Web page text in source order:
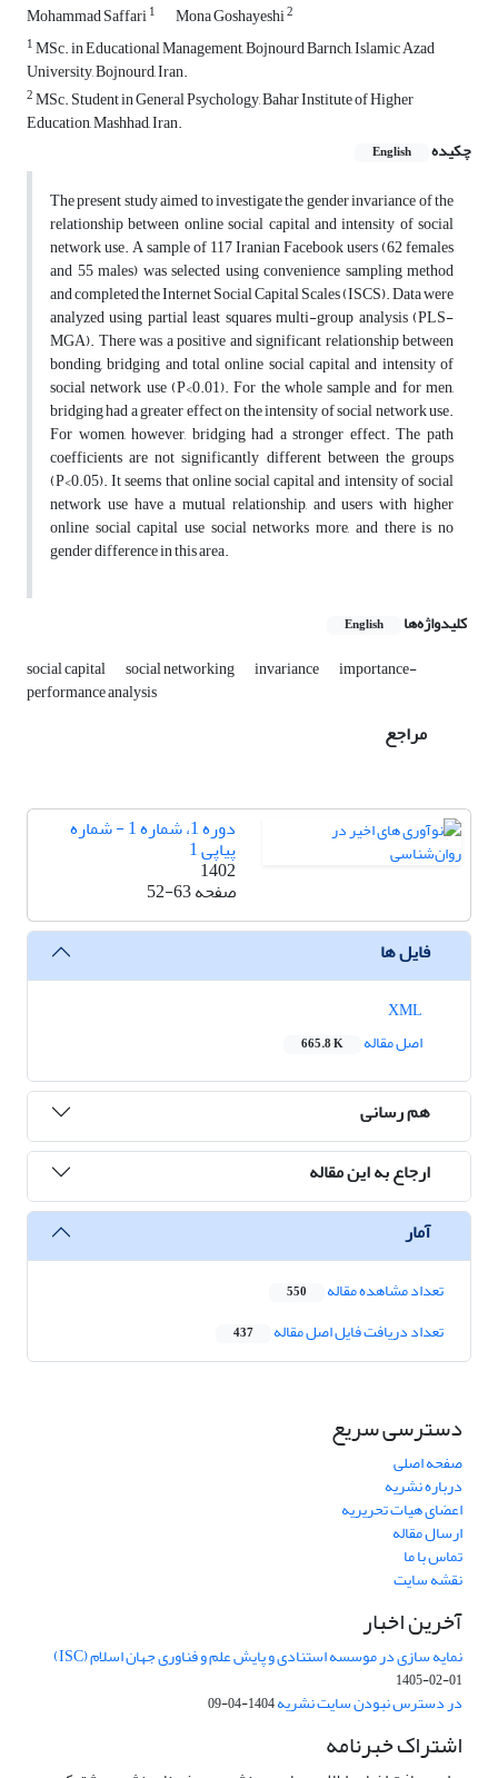
Mohammad Saffari1 Mona Goshayeshi2
1MSc. in Educational Management, Bojnourd Barnch, Islamic Azad
University, Bojnourd, Iran.
2MSc. Student in General Psychology, Bahar Institute of Higher
Education, Mashhad, Iran.
چکیده
English
The present study aimed to investigate the gender invariance of the
relationship between online social capital and intensity of social
network use. A sample of 117 Iranian Facebook users (62 females
and 55 males) was selected using convenience sampling method
and completed the Internet Social Capital Scales (ISCS). Data were
analyzed using partial least squares multi-group analysis (PLS-
MGA). There was a positive and significant relationship between
bonding, bridging and total online social capital and intensity of
social network use (P<0.01). For the whole sample and for men,
bridging had a greater effect on the intensity of social network use.
For women, however, bridging had a stronger effect. The path
coefficients are not significantly different between the groups
(P<0.05). It seems that online social capital and intensity of social
network use have a mutual relationship, and users with higher
online social capital use social networks more, and there is no
gender difference in this area.
کلیدواژه‌ها English
social capital social networking invariance importance-
performance analysis
مراجع
دوره 1، شماره 1 - شماره
پیاپی 1
1402
صفحه52-63
فایل ها
اصل مقاله
665.8 K
هم رسانی
ارجاع به این مقاله
آمار
تعداد مشاهده مقاله 550
تعداد دریافت فایل اصل مقاله 437
دسترسی سریع
صفحه اصلی
درباره نشریه
اعضای هیات تحریریه
ارسال مقاله
تماس با ما
نقشه سایت
آخرین اخبار
نمایه سازی در موسسه استنادی و پایش علم و فناوری جهان اسلام (ISC)
1405-02-01
در دسترس نبودن سایت نشریه1404-04-09
اشتراک خبرنامه